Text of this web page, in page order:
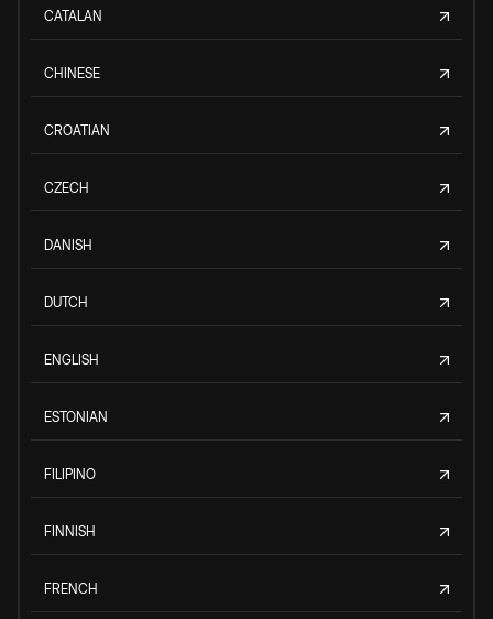
CATALAN
CHINESE
CROATIAN
CZECH
DANISH
DUTCH
ENGLISH
ESTONIAN
FILIPINO
FINNISH
FRENCH